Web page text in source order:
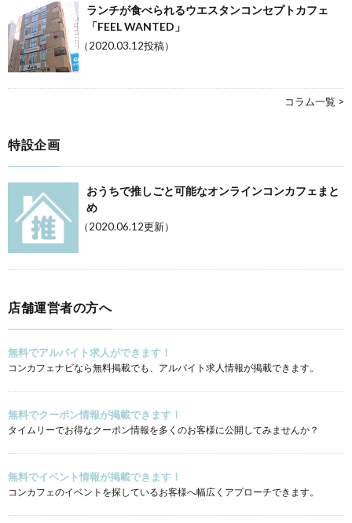
ランチが食べられるウエスタンコンセプトカフェ
「FEEL WANTED」
（2020.03.12投稿）
コラム一覧 >
特設企画
おうちで推しごと可能なオンラインコンカフェまと
め
（2020.06.12更新）
店舗運営者の方へ
無料でアルバイト求人ができます！
コンカフェナビなら無料掲載でも、アルバイト求人情報が掲載できます。
無料でクーポン情報が掲載できます！
タイムリーでお得なクーポン情報を多くのお客様に公開してみませんか？
無料でイベント情報が掲載できます！
コンカフェのイベントを探しているお客様へ幅広くアプローチできます。